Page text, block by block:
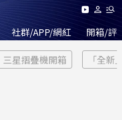
社群/APP/網紅 開箱/評
三星摺疊機開箱 「全新